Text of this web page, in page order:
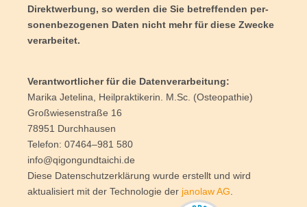
Direkt­wer­bung, so wer­den die Sie betref­fen­den per­
so­nen­be­zo­ge­nen Daten nicht mehr für die­se Zwe­cke
verarbeitet.
Ver­ant­wort­li­cher für die Daten­ver­ar­bei­tung:
Mari­ka Jet­e­li­na, Heil­prak­ti­ke­rin. M.Sc. (Osteo­pa­thie)
Groß­wie­sen­stra­ße 16
78951 Durch­hau­sen
Tele­fon: 07464–981 580
info@qigongundtaichi.de
Die­se Daten­schutz­er­klä­rung wur­de erstellt und wird
aktua­li­siert mit der Tech­no­lo­gie der janol­aw AG.